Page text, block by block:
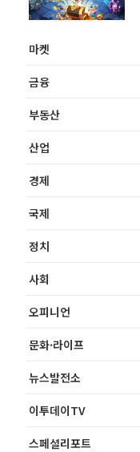
마켓
금융
부동산
산업
경제
국제
정치
사회
오피니언
문화·라이프
뉴스발전소
이투데이TV
스페셜리포트